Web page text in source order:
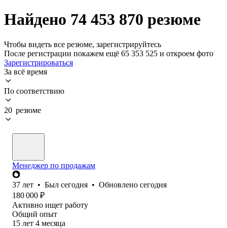
Найдено 74 453 870 резюме
Чтобы видеть все резюме, зарегистрируйтесь
После регистрации покажем ещё 65 353 525 и откроем фото
Зарегистрироваться
За всё время
По соответствию
20 резюме
Менеджер по продажам
37 лет • Был сегодня • Обновлено сегодня
180 000 ₽
Активно ищет работу
Общий опыт
15 лет 4 месяца